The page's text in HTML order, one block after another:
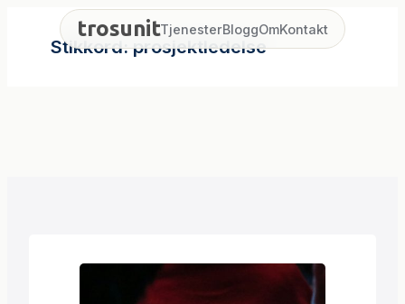
Stikkord:prosjektledelse
trosunitTjenesterBloggOmKontakt